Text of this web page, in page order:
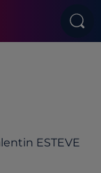
ESTEVE